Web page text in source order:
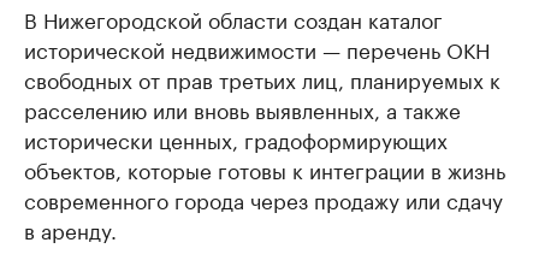
В Нижегородской области создан каталог
исторической недвижимости — перечень ОКН
свободных от прав третьих лиц, планируемых к
расселению или вновь выявленных, а также
исторически ценных, градоформирующих
объектов, которые готовы к интеграции в жизнь
современного города через продажу или сдачу
в аренду.